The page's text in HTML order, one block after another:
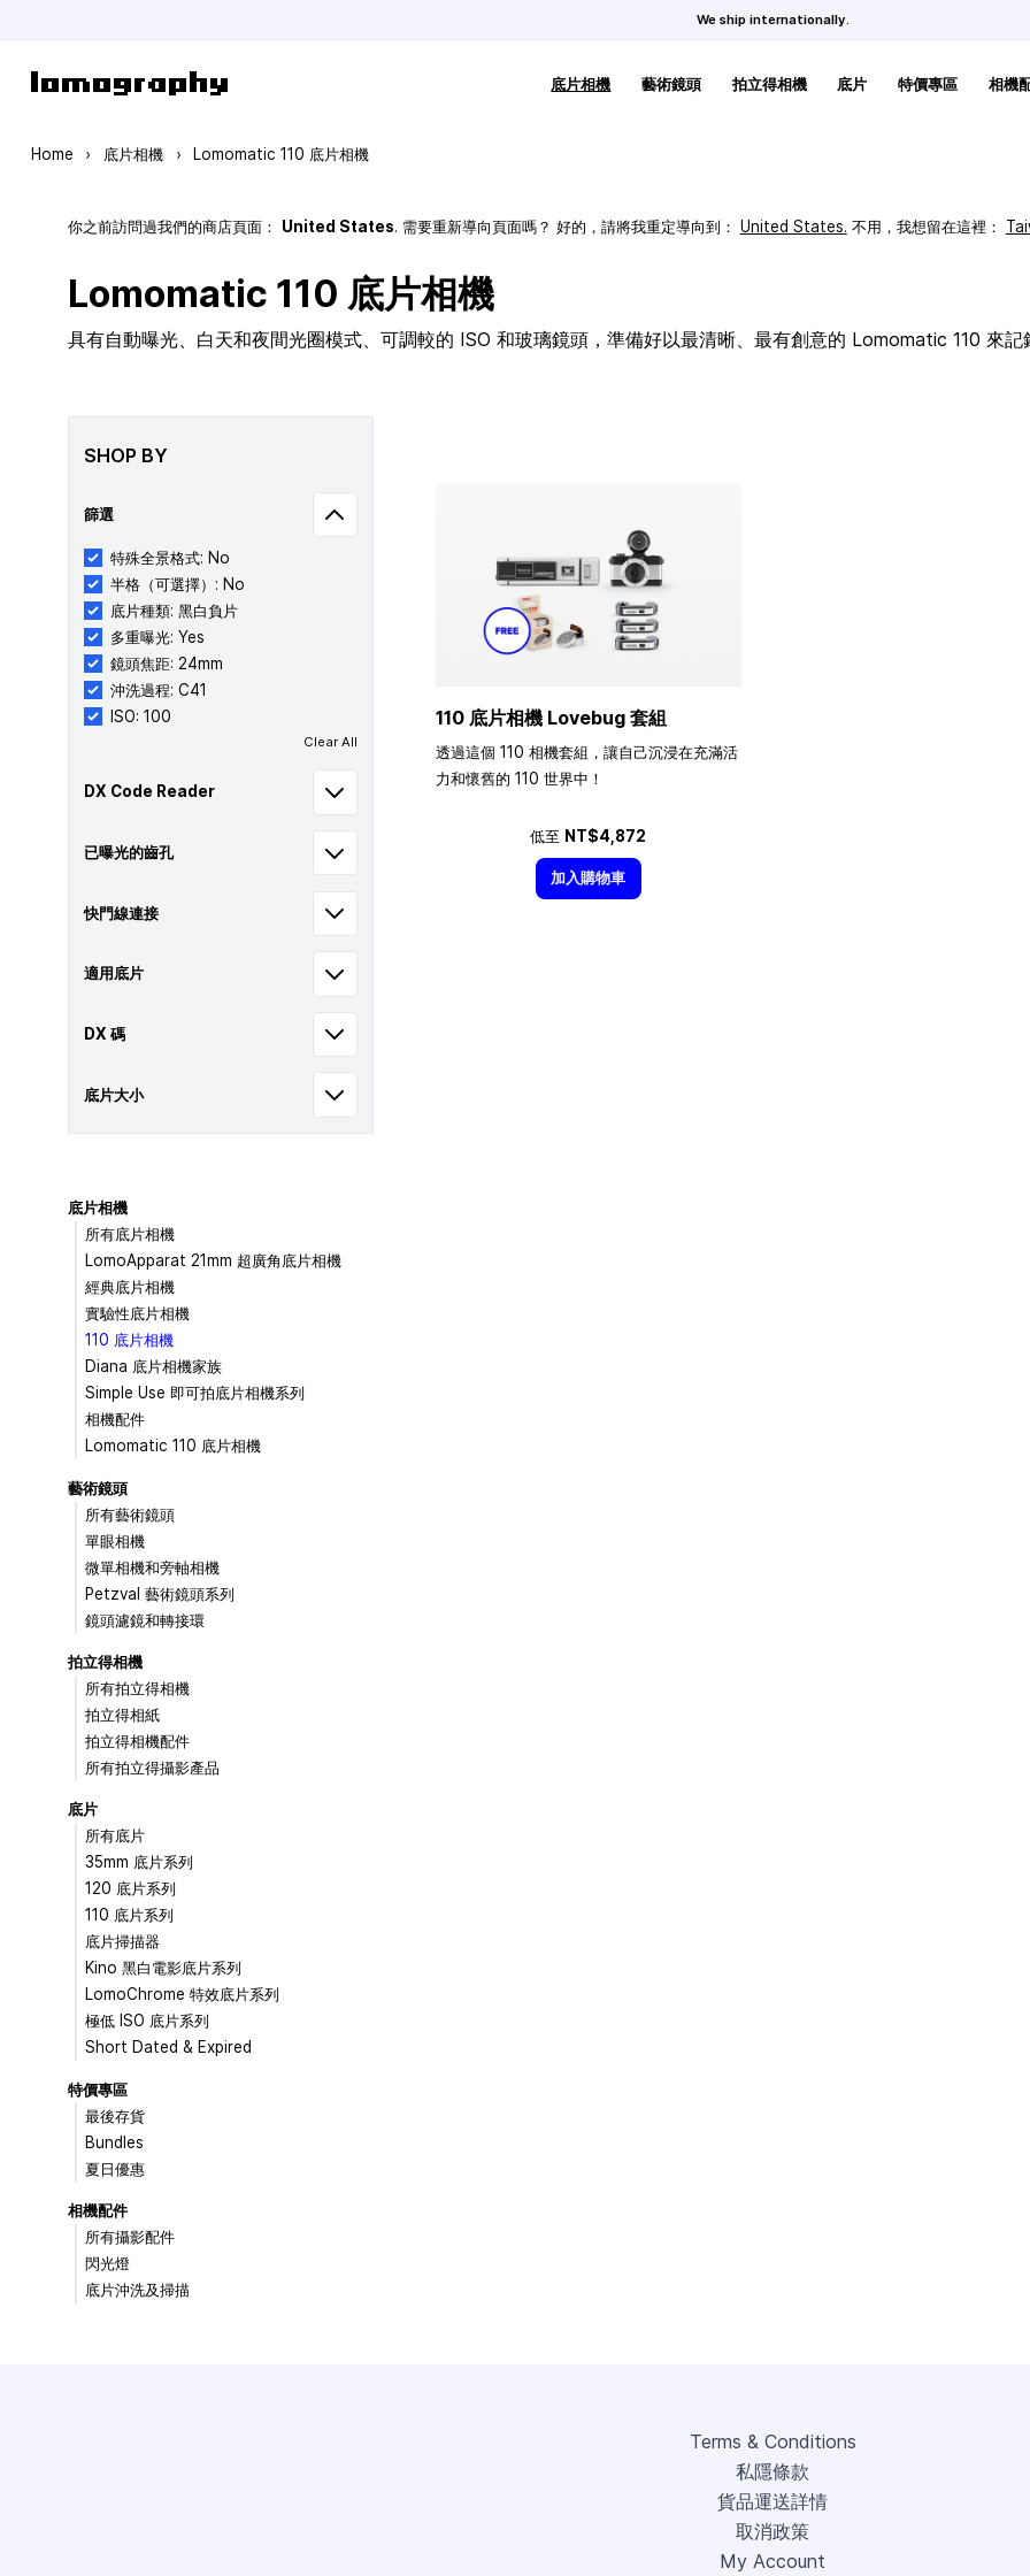
We ship internationally.
底片相機 藝術鏡頭 拍立得相機 底片 特價專區 相機
Home › 底片相機 › Lomomatic 110 底片相機
你之前訪問過我們的商店頁面： United States. 需要重新導向頁面嗎？ 好的，請將我重定導向到： United States. 不用，我想留在這裡：
Lomomatic 110 底片相機
具有自動曝光、白天和夜間光圈模式、可調較的 ISO 和玻璃鏡頭，準備好以最清晰、最有創意的 Lomomatic 110 來記
SHOP BY
篩選
特殊全景格式: No
半格（可選擇）: No
底片種類: 黑白負片
多重曝光: Yes
鏡頭焦距: 24mm
沖洗過程: C41
ISO: 100
Clear All
DX Code Reader
已曝光的齒孔
快門線連接
適用底片
DX 碼
底片大小
110 底片相機 Lovebug 套組
透過這個 110 相機套組，讓自己沉浸在充滿活
力和懷舊的 110 世界中！
低至 NT$4,872
加入購物車
底片相機
所有底片相機
LomoApparat 21mm 超廣角底片相機
經典底片相機
實驗性底片相機
110 底片相機
Diana 底片相機家族
Simple Use 即可拍底片相機系列
相機配件
Lomomatic 110 底片相機
藝術鏡頭
所有藝術鏡頭
單眼相機
微單相機和旁軸相機
Petzval 藝術鏡頭系列
鏡頭濾鏡和轉接環
拍立得相機
所有拍立得相機
拍立得相紙
拍立得相機配件
所有拍立得攝影產品
底片
所有底片
35mm 底片系列
120 底片系列
110 底片系列
底片掃描器
Kino 黑白電影底片系列
LomoChrome 特效底片系列
極低 ISO 底片系列
Short Dated & Expired
特價專區
最後存貨
Bundles
夏日優惠
相機配件
所有攝影配件
閃光燈
底片沖洗及掃描
Terms & Conditions
私隱條款
貨品運送詳情
取消政策
My Account